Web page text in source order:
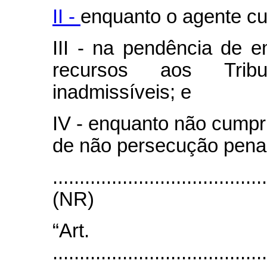
II - enquanto o agente
III - na pendência de
recursos aos
inadmissíveis; e
IV - enquanto não
de não persecução
(NR)